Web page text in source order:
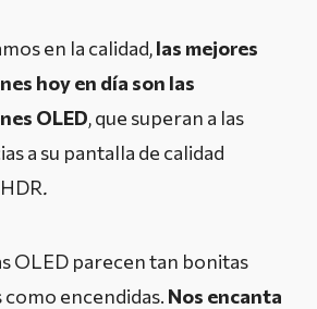
en la calidad,las mejores
hoy en día son las
OLED, que superan a las
a su pantalla de calidad
.
OLED parecen tan bonitas
como encendidas. Nos encanta